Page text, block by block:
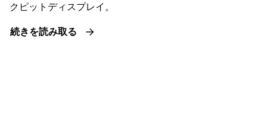
クピットディスプレイ。
続きを読み取る